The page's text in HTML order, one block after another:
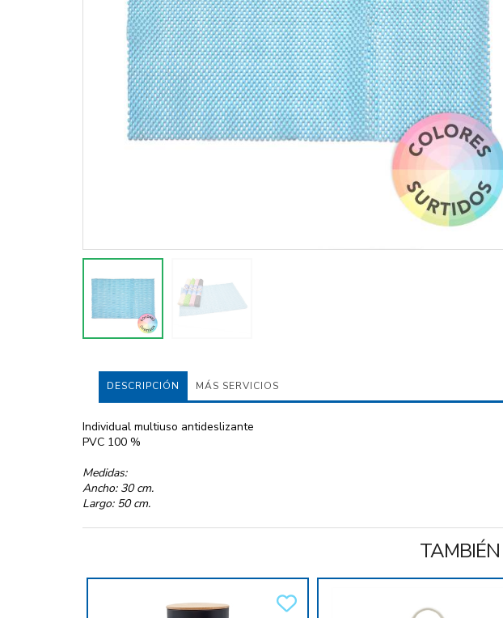
DESCRIPCIÓN MÁS SERVICIOS
Individual multiuso antideslizante
PVC 100 %
Medidas:
Ancho: 30 cm.
Largo: 50 cm.